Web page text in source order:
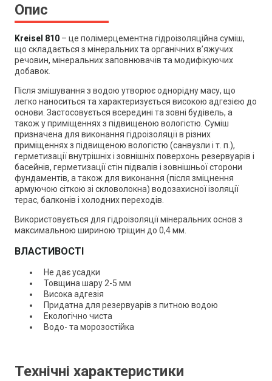
Опис
Kreisel 810 – це полімерцементна гідроізоляційна суміш,
що складається з мінеральних та органічних в’яжучих
речовин, мінеральних заповнювачів та модифікуючих
добавок.
Після змішування з водою утворює однорідну масу, що
легко наноситься та характеризується високою адгезією до
основи. Застосовується всередині та зовні будівель, а
також у приміщеннях з підвищеною вологістю. Суміш
призначена для виконання гідроізоляції в різних
приміщеннях з підвищеною вологістю (санвузли і т. п.),
герметизації внутрішніх і зовнішніх поверхонь резервуарів і
басейнів, герметизації стін підвалів і зовнішньої сторони
фундаментів, а також для виконання (після зміцнення
армуючою сіткою зі скловолокна) водозахисної ізоляції
терас, балконів і холодних переходів.
Використовується для гідроізоляції мінеральних основ з
максимальною шириною тріщин до 0,4 мм.
ВЛАСТИВОСТІ
Не дає усадки
Товщина шару 2-5 мм
Висока адгезія
Придатна для резервуарів з питною водою
Екологічно чиста
Водо- та морозостійка
Технічні характеристики